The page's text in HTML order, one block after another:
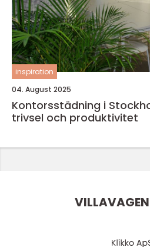
inspiration
04. August 2025
Kontorsstädning i
trivsel och produktivitet